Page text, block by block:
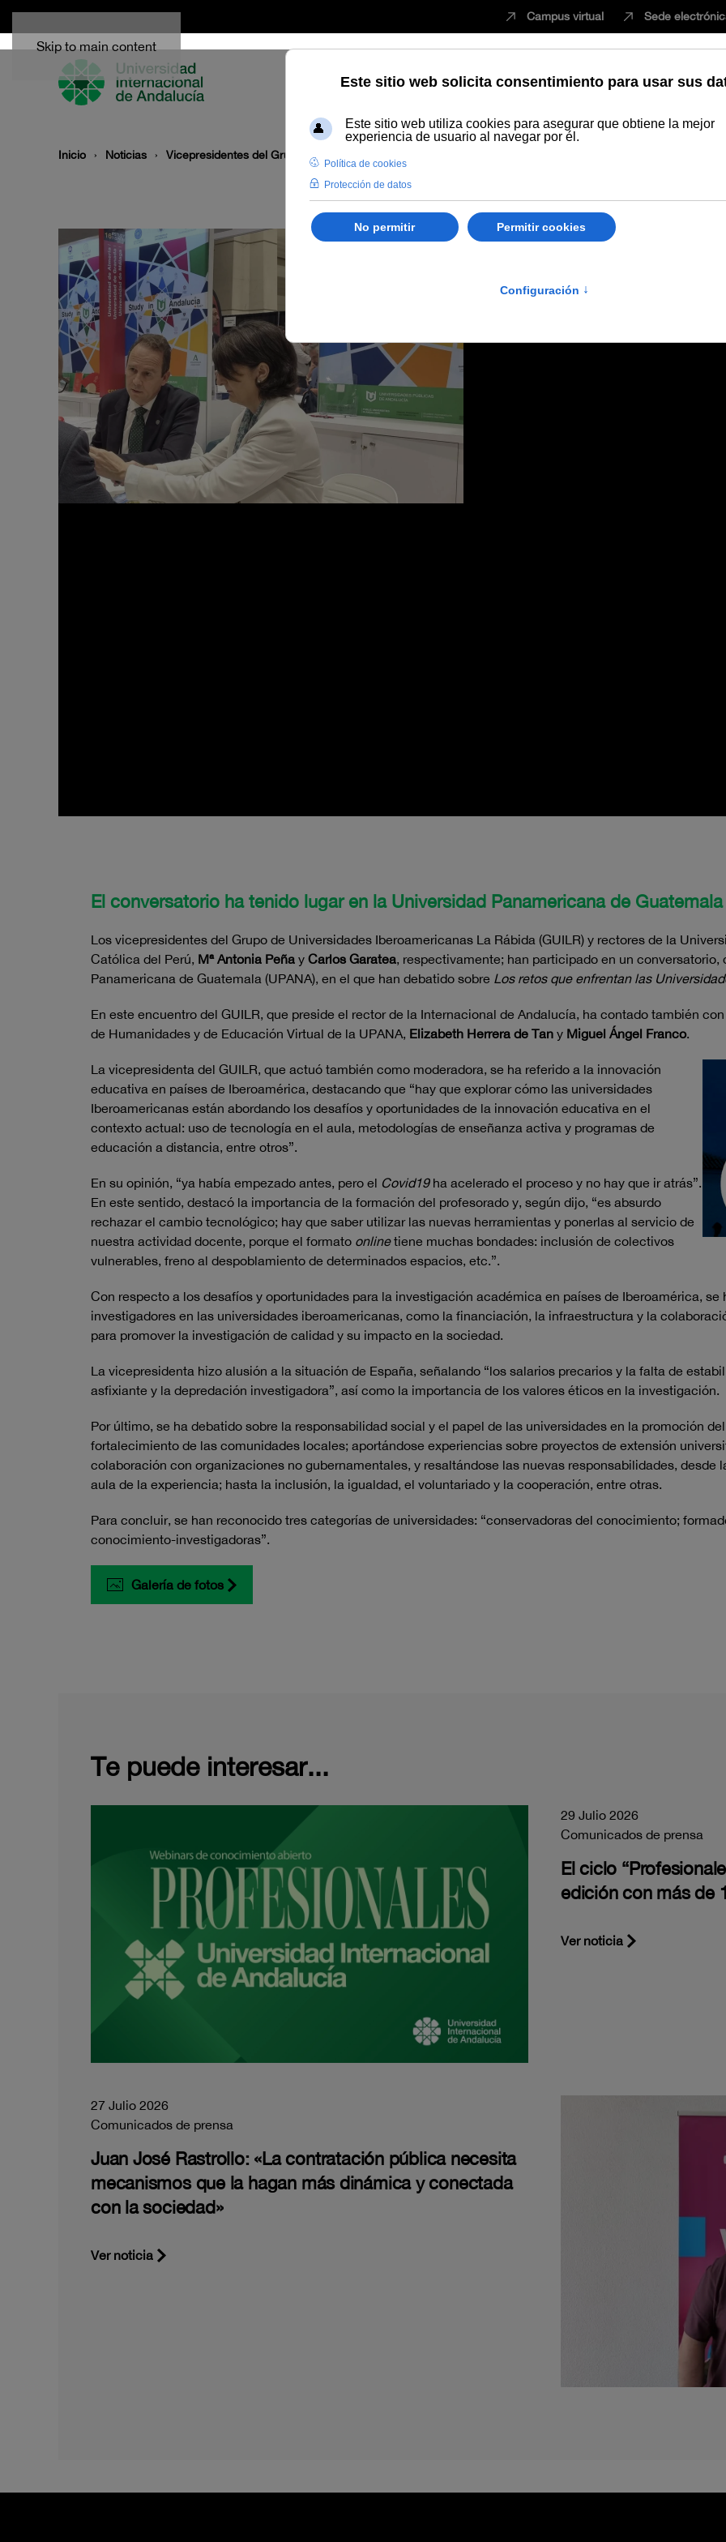
Skip to main content
Campus virtual Sede
EstudiarInnovaciónVida
Inicio Noticias Vicepresidentes del Grupo La Rábida debaten sobre retos de la Universidad Iberoamericana en la UPANA
El conversatorio ha tenido lugar en la Universidad Panamericana de Guatemala
Los vicepresidentes del Grupo de Universidades Iberoamericanas La Rábida (GUILR) y rectores de la
Católica del Perú, Mª Antonia Peña y Carlos Garatea, respectivamente; han participado en un
Panamericana de Guatemala (UPANA), en el que han debatido sobre Los retos que enfrentan las
En este encuentro del GUILR, que preside el rector de la Internacional de Andalucía, ha contado también
de Humanidades y de Educación Virtual de la UPANA, Elizabeth Herrera de Tan y Miguel Ángel Franco.
La vicepresidenta del GUILR, que actuó también como moderadora, se ha referido a la innovación
educativa en países de Iberoamérica, destacando que “hay que explorar cómo las universidades
Iberoamericanas están abordando los desafíos y oportunidades de la innovación educativa en el
contexto actual: uso de tecnología en el aula, metodologías de enseñanza activa y programas de
educación a distancia, entre otros”.
En su opinión, “ya había empezado antes, pero el Covid19ha acelerado el proceso y no hay que ir atrás”.
En este sentido, destacó la importancia de la formación del profesorado y, según dijo, “es absurdo
rechazar el cambio tecnológico; hay que saber utilizar las nuevas herramientas y ponerlas al servicio de
nuestra actividad docente, porque el formato onlinetiene muchas bondades: inclusión de colectivos
vulnerables, freno al despoblamiento de determinados espacios, etc.”.
Con respecto a los desafíos y oportunidades para la investigación académica en países de Iberoamérica,
investigadores en las universidades iberoamericanas, como la financiación, la infraestructura y la
para promover la investigación de calidad y su impacto en la sociedad.
La vicepresidenta hizo alusión a la situación de España, señalando “los salarios precarios y la falta de
asfixiante y la depredación investigadora”, así como la importancia de los valores éticos en la investigación.
Por último, se ha debatido sobre la responsabilidad social y el papel de las universidades en la promoción
fortalecimiento de las comunidades locales; aportándose experiencias sobre proyectos de extensión
colaboración con organizaciones no gubernamentales, y resaltándose las nuevas responsabilidades, desde
aula de la experiencia; hasta la inclusión, la igualdad, el voluntariado y la cooperación, entre otras.
Para concluir, se han reconocido tres categorías de universidades: “conservadoras del conocimiento;
conocimiento-investigadoras”.
Galería de fotos
Te puede interesar...
29 Julio 2026
Comunicados de prensa
El ciclo
edición con más de
Ver noticia
27 Julio 2026
Comunicados de prensa
Juan José Rastrollo: «La contratación pública necesita
mecanismos que la hagan más dinámica y conectada
con la sociedad»
Ver noticia